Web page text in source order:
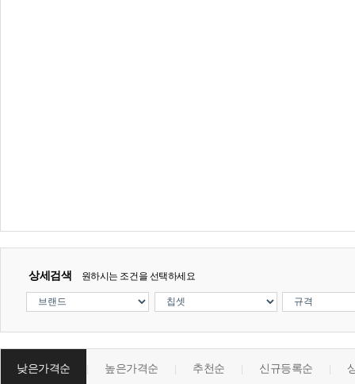
상세검색 원하시는 조건을 선택하세요
낮은가격순 높은가격순 추천순 신규등록순